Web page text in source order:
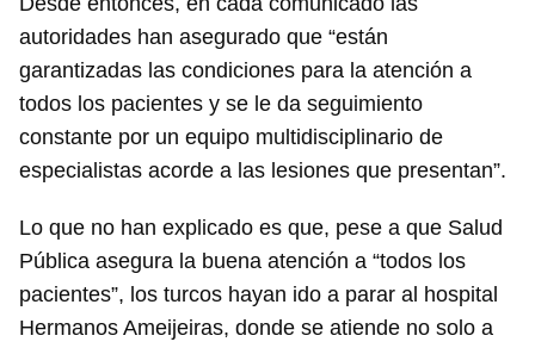
autoridades han asegurado que “están
garantizadas las condiciones para la atención a
todos los pacientes y se le da seguimiento
constante por un equipo multidisciplinario de
especialistas acorde a las lesiones que presentan”.
Lo que no han explicado es que, pese a que Salud
Pública asegura la buena atención a “todos los
pacientes”, los turcos hayan ido a parar al hospital
Hermanos Ameijeiras, donde se atiende no solo a